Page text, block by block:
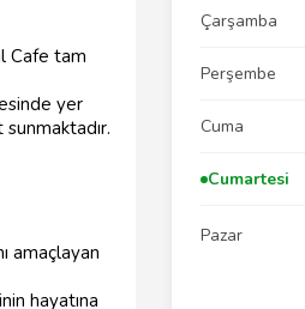
Cafe tam
yer
amaçlayan
hayatına
Çarşamba
Perşembe
Cuma
Cumartesi
Pazar